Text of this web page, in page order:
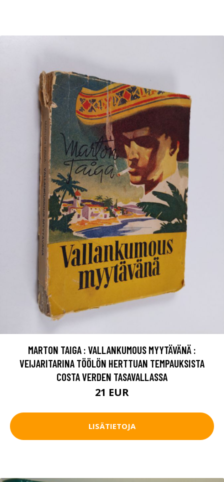
MARTON TAIGA : VALLANKUMOUS MYYTÄVÄNÄ :
VEIJARITARINA TÖÖLÖN HERTTUAN TEMPAUKSISTA
COSTA VERDEN TASAVALLASSA
21 EUR
LISÄTIETOJA